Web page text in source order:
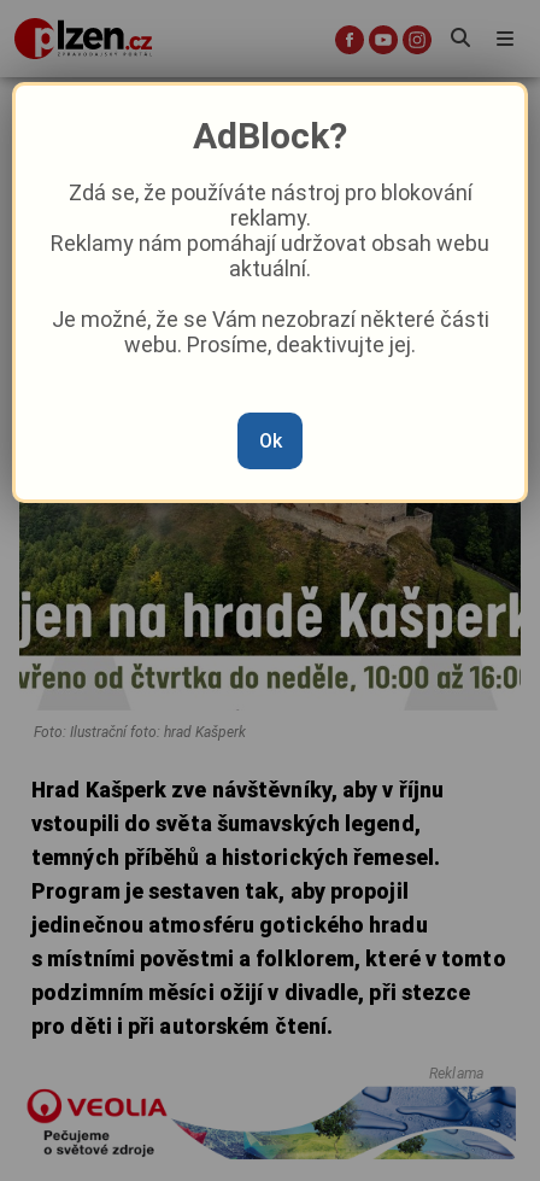
Měsíc oživených pověstí, legend i
středověké kuchyně - takový bude
říjen na Kašperku
Aktuality Kultura Aktuálně Z kraje
Peggy Kýrová –1. 10. 2025 12:13
Foto: Ilustrační foto: hrad Kašperk
Hrad Kašperk zve návštěvníky, aby v říjnu
vstoupili do světa šumavských legend,
temných příběhů a historických řemesel.
Program je sestaven tak, aby propojil
jedinečnou atmosféru gotického hradu
s místními pověstmi a folklorem, které v tomto
podzimním měsíci ožijí v divadle, při stezce
pro děti i při autorském čtení.
Reklama
AdBlock?
Zdá se, že používáte nástroj pro blokování
reklamy.
Reklamy nám pomáhají udržovat obsah webu
aktuální.
Je možné, že se Vám nezobrazí některé části
webu. Prosíme, deaktivujte jej.
Ok